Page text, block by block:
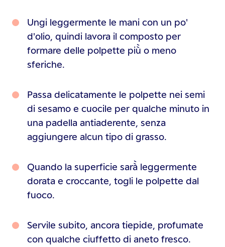
Ungi leggermente le mani con un po'
d'olio, quindi lavora il composto per
formare delle polpette più̀ o meno
sferiche.
Passa delicatamente le polpette nei semi
di sesamo e cuocile per qualche minuto in
una padella antiaderente, senza
aggiungere alcun tipo di grasso.
Quando la superficie sarà̀ leggermente
dorata e croccante, togli le polpette dal
fuoco.
Servile subito, ancora tiepide, profumate
con qualche ciuffetto di aneto fresco.